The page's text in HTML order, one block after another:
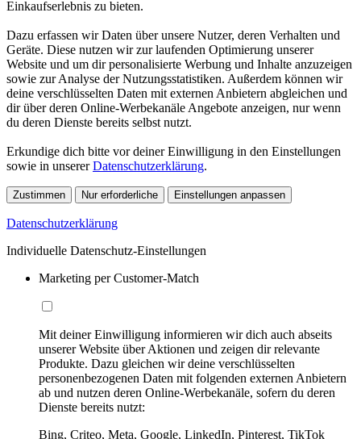
Einkaufserlebnis zu bieten.
Dazu erfassen wir Daten über unsere Nutzer, deren Verhalten und
Geräte. Diese nutzen wir zur laufenden Optimierung unserer
Website und um dir personalisierte Werbung und Inhalte anzuzeigen
sowie zur Analyse der Nutzungsstatistiken. Außerdem können wir
deine verschlüsselten Daten mit externen Anbietern abgleichen und
dir über deren Online-Werbekanäle Angebote anzeigen, nur wenn
du deren Dienste bereits selbst nutzt.
Erkundige dich bitte vor deiner Einwilligung in den Einstellungen
sowie in unsererDatenschutzerklärung.
Zustimmen Nur erforderliche Einstellungen anpassen
Datenschutzerklärung
Individuelle Datenschutz-Einstellungen
Marketing per Customer-Match
Mit deiner Einwilligung informieren wir dich auch abseits
unserer Website über Aktionen und zeigen dir relevante
Produkte. Dazu gleichen wir deine verschlüsselten
personenbezogenen Daten mit folgenden externen Anbietern
ab und nutzen deren Online-Werbekanäle, sofern du deren
Dienste bereits nutzt:
Bing, Criteo, Meta, Google, LinkedIn, Pinterest, TikTok